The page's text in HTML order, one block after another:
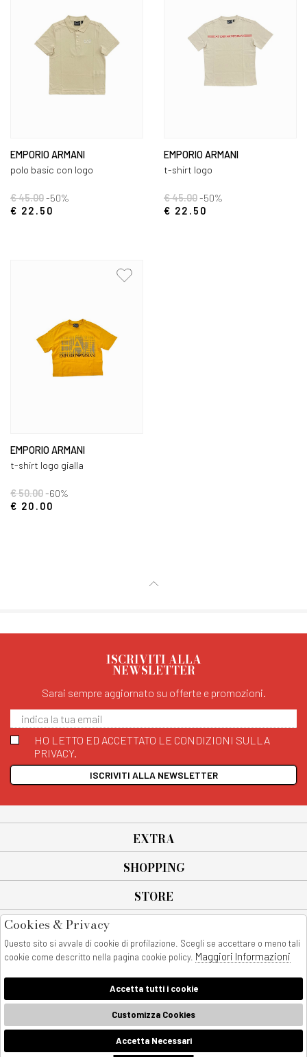
EMPORIO ARMANI
polo basic con logo
€ 45.00-50%
€ 22.50
EMPORIO ARMANI
t-shirt logo
€ 45.00-50%
€ 22.50
EMPORIO ARMANI
t-shirt logo gialla
€ 50.00-60%
€ 20.00
ISCRIVITI ALLA
NEWSLETTER
Sarai sempre aggiornato su offerte e promozioni.
HO LETTO ED ACCETTATO LE CONDIZIONI SULLA
PRIVACY.
ISCRIVITI ALLA NEWSLETTER
EXTRA
SHOPPING
STORE
All rights reserved - © Copyright 2026
AnyAnyluxury srl - Sede Legale: Corso Vittorio Emanuele 90/A - 80053
castellammare di stabia - Italia
🍪
Cookies & Privacy
Questo sito si avvale di cookie di profilazione. Scegli se accettare o meno tali
cookie come descritto nella pagina cookie policy. Maggiori Informazioni
Accetta tutti i cookie
Customizza Cookies
Accetta Necessari